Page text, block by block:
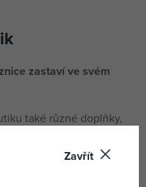
zastaví ve svém
také různé doplňky,
jí pomůže si
Zavřít